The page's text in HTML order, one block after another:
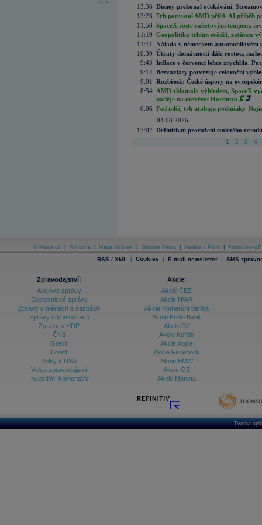
více...
13:36 Disney překonal očekávání.
13:23 Trh potrestal AMD příliš. AI příběh
11:58 SpaceX roste raketovým tempem,
11:19 Geopolitika trhům svědčí, zatímco
11:11
Nálada v německém automobilovém
10:30 Útraty domácností dále rostou,
9:43 Inflace v červenci lehce zrychlila.
9:14 Bezvavlasy potvrzuje celoroční
9:01
Rozbřesk: České úspory na
8:54 AMD zklamalo výhledem, SpaceX
naděje na otevření Hormuzu
6:06 Fed mlčí, trh utahuje podmínky.
04.08.2026
17:02 Definitivní proražení stoletého
1 2 3 4
O Patria.cz Reklama Mapa Stránek Skupina Patria Kariéra v Patrii Podmínky
RSS / XML | Cookies | E-mail newsletter | SMS
Zpravodajství:
Akciové zprávy
Ekonomické zprávy
Zprávy o měnách a sazbách
Zprávy o komoditách
Zprávy o HDP
ČNB
Grexit
Brexit
Volby v USA
Video zpravodajství
Investiční komentáře
Akcie:
Akcie ČEZ
Akcie NWR
Akcie Komerční banka
Akcie Erste Bank
Akcie O2
Akcie Kofola
Akcie Apple
Akcie Facebook
Akcie BMW
Akcie GE
Akcie Moneta
Tvorba